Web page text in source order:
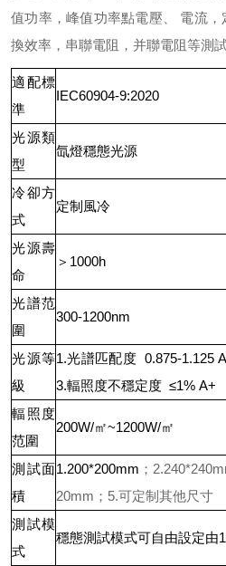
值功率，峰值功率點電壓、 電流
換效率，串聯電阻，并聯電阻等測試
適配標
準
IEC60904-9:2020
光源類
型
氙燈穩態光源
冷卻方
式
定制風冷
光源壽
命
＞1000h
光譜范
圍
300-1200nm
光源等
級
1.光譜匹配度 0.875-1.125
3.輻照度不穩定度 ≤1% A+
輻照度
范圍
200W/㎡~1200W/㎡
測試面
積
1.200*200mm ；
20mm ； 5.可定制其他尺寸
測試模
式
穩態測試模式可自由設定由